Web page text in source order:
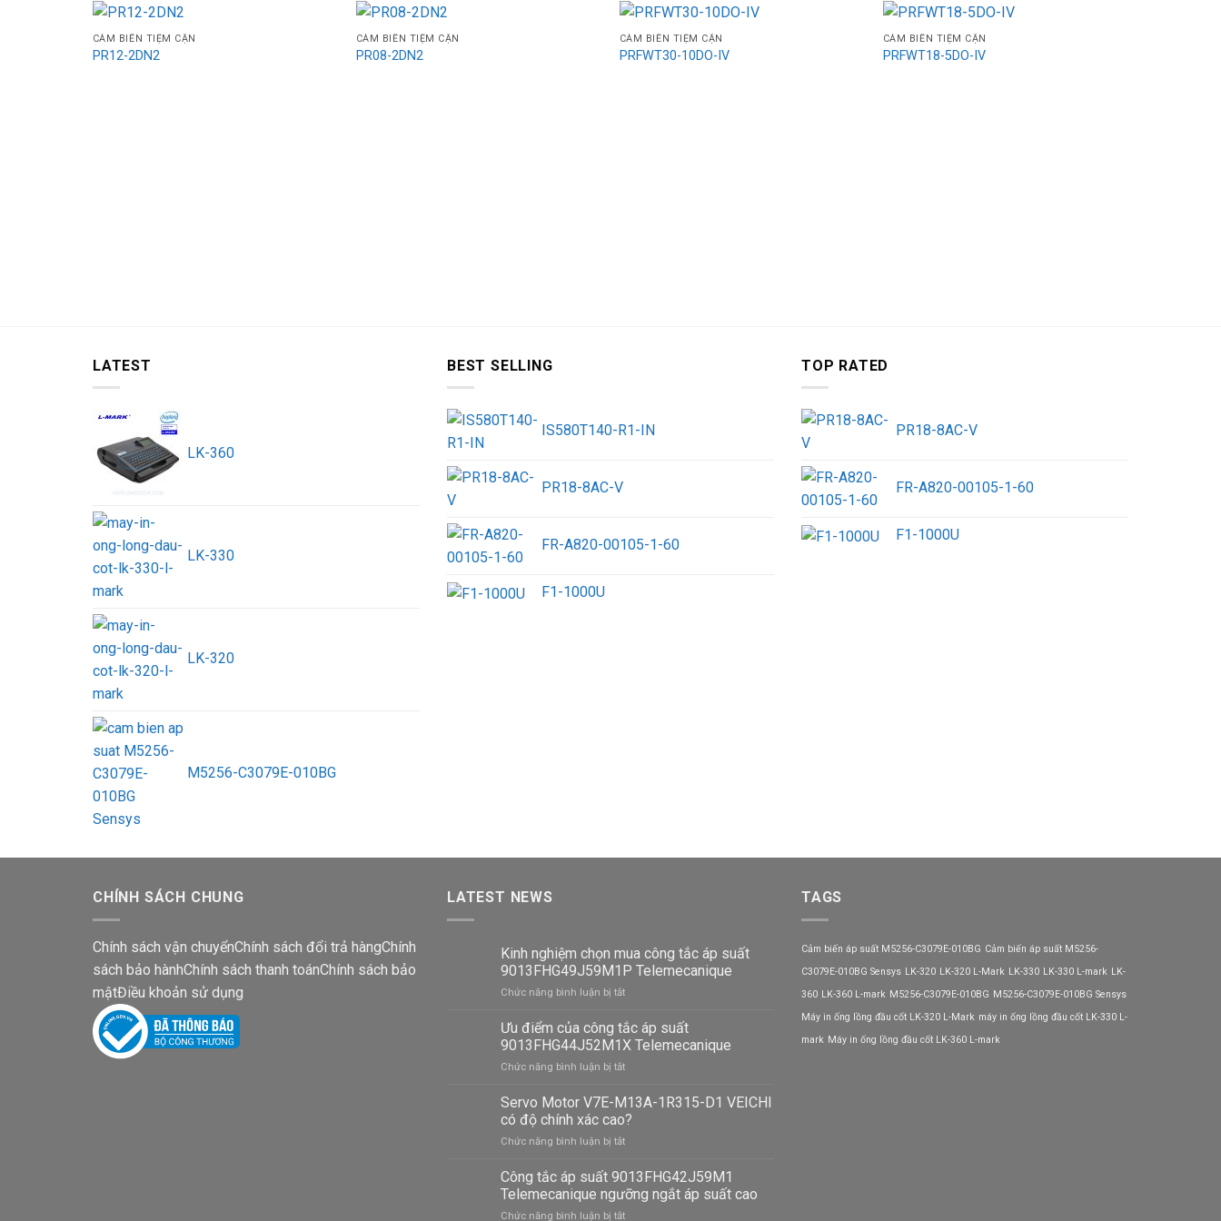
CẢM BIẾN TIỆM CẬN
PR12-2DN2
CẢM BIẾN TIỆM CẬN
PR08-2DN2
CẢM BIẾN TIỆM CẬN
PRFWT30-10DO-IV
CẢM BIẾN TIỆM CẬN
PRFWT18-5DO-IV
LATEST
LK-360
LK-330
LK-320
M5256-C3079E-010BG
BEST SELLING
IS580T140-R1-IN
PR18-8AC-V
FR-A820-00105-1-60
F1-1000U
TOP RATED
PR18-8AC-V
FR-A820-00105-1-60
F1-1000U
CHÍNH SÁCH CHUNG
Chính sách vận chuyểnChính sách đổi trả hàngChính
sách bảo hànhChính sách thanh toánChính sách bảo
mậtĐiều khoản sử dụng
LATEST NEWS
Kinh nghiệm chọn mua công tắc áp suất
9013FHG49J59M1P Telemecanique
Chức năng bình luận bị tắtở
nghiệm
chọn
mua
công
áp
suất
Telemecanique
Ưu điểm của công tắc áp suất
9013FHG44J52M1X Telemecanique
Chức năng bình luận bị tắtở
điểm
của
công
tắc
suất
9013FHG44J52M1X
Telemecanique
Servo Motor V7E-M13A-1R315-D1 VEICHI
có độ chính xác cao?
Chức năng bình luận bị tắtở
Motor
V7E-
M13A-
1R315-
Công tắc áp suất 9013FHG42J59M1
Telemecanique ngưỡng ngắt áp suất cao
Chức năng bình luận bị tắtở
TAGS
Cảm biến áp suất M5256-C3079E-010BG Cảm biến áp suất M5256-
C3079E-010BG Sensys LK-320 LK-320 L-Mark LK-330 LK-330 L-mark LK-
360 LK-360 L-mark M5256-C3079E-010BG M5256-C3079E-010BG Sensys
Máy in ống lồng đầu cốt LK-320 L-Mark máy in ống lồng đầu cốt LK-330 L-
mark Máy in ống lồng đầu cốt LK-360 L-mark